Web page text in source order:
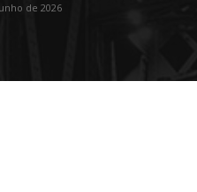
de 2026